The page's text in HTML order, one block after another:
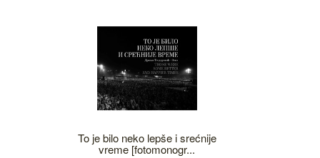
To je bilo neko lepše i srećnije
vreme [fotomonogr...